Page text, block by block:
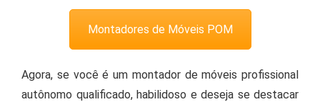
Montadores de Móveis POM
Agora, se você é um montador de móveis profissional
autônomo qualificado, habilidoso e deseja se destacar